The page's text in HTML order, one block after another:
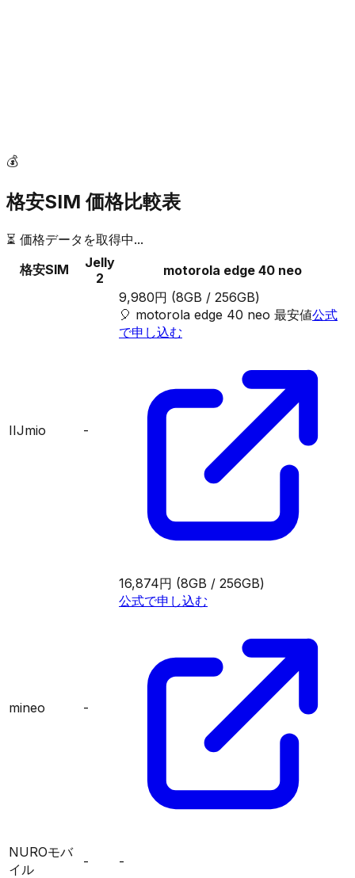
💰
格安SIM 価格比較表
⏳ 価格データを取得中...
格安SIM
Jelly
2
motorola edge 40 neo
IIJmio -
9,980円 (8GB / 256GB)
🎈 motorola edge 40 neo 最安値公式
で申し込む
mineo -
16,874円 (8GB / 256GB)
公式で申し込む
NUROモバ
イル
-
-